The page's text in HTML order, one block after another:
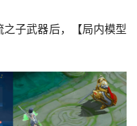
子武器后，【局内模型